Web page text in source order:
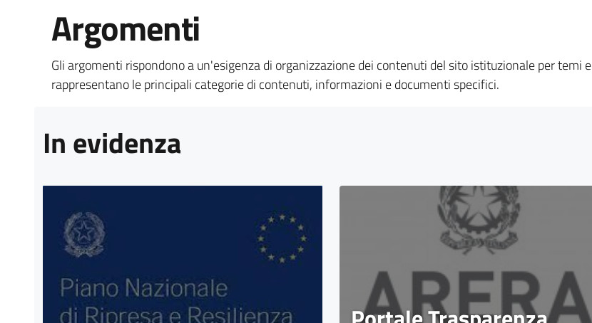
Argomenti - Comune di Avetrana
Argomenti
Gli argomenti rispondono a un'esigenza di organizzazione dei contenuti del sito istituzionale per temi e
rappresentano le principali categorie di contenuti, informazioni e documenti specifici.
In evidenza